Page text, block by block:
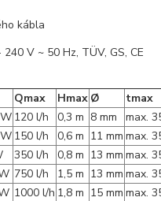
kábla
V ~ 50 Hz, TÜV, GS, CE
Qmax Hmax Ø
tmax
120 l/h 0,3 m 8 mm
max.
150 l/h 0,6 m 11 mm max.
350 l/h 0,8 m 13 mm max.
750 l/h 1,5 m 13 mm max.
1000 l/h 1,8 m 15 mm max.